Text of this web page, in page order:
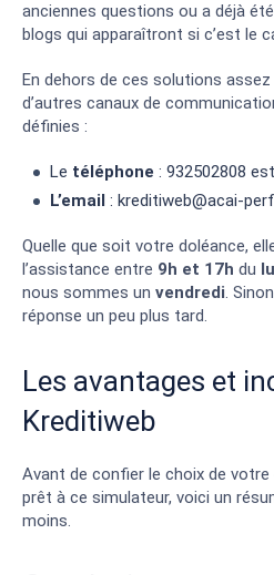
anciennes questions ou a déjà
blogs qui apparaîtront si c’est le
En dehors de ces solutions
d’autres canaux de
définies :
Le téléphone : 932502808
L’email : kreditiweb@acai-
Quelle que soit votre doléance,
l’assistance entre 9h et 17h du
nous sommes un vendredi.
réponse un peu plus tard.
Les avantages et
Kreditiweb
Avant de confier le choix de
prêt à ce simulateur, voici un
moins.